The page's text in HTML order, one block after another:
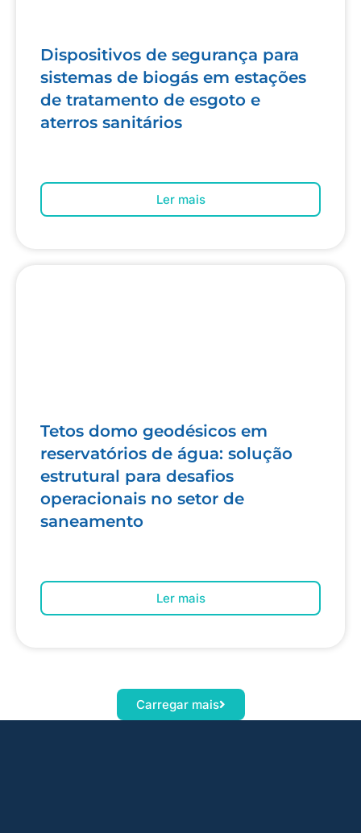
Dispositivos de segurança para
sistemas de biogás em estações
de tratamento de esgoto e
aterros sanitários
Ler mais
Tetos domo geodésicos em
reservatórios de água: solução
estrutural para desafios
operacionais no setor de
saneamento
Ler mais
Carregar mais